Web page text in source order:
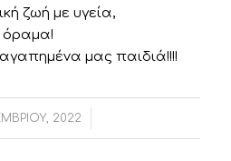
ζωή με υγεία,
όραμα!
μας παιδιά!!!!
2022
/